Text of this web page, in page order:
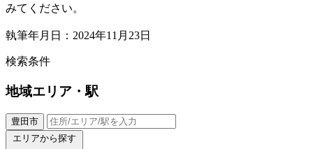
みてください。
執筆年月日：2024年11月23日
検索条件
地域エリア・駅
豊田市
エリアから探す